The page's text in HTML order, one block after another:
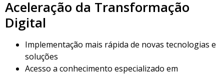
Aceleração da Transformação
Digital
Implementação mais rápida de novas tecnologias e
soluções
Acesso a conhecimento especializado em